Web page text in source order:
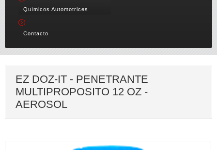
Químicos Automotrices
Contacto
EZ DOZ-IT - PENETRANTE
MULTIPROPOSITO 12 OZ -
AEROSOL